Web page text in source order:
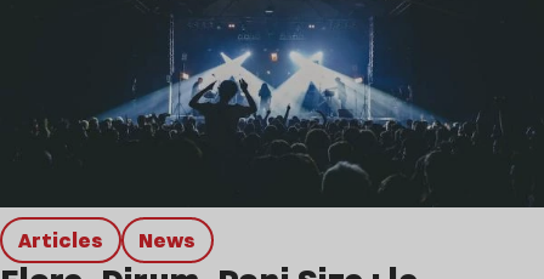
Articles news